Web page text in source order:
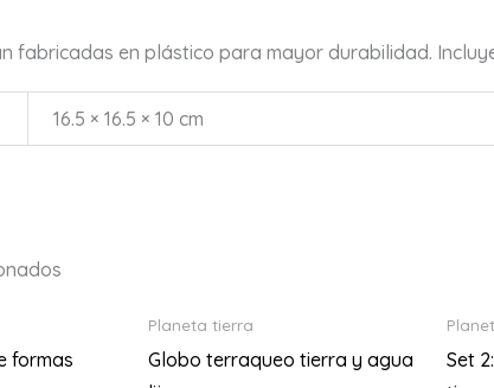
fabricadas en plástico para mayor durabilidad.
16.5 × 16.5 × 10 cm
formas
Planeta tierra
Globo terraqueo tierra y agua
Set